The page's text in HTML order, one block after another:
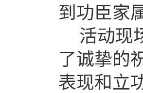
到功臣家
活动现
了诚挚的
表现和立